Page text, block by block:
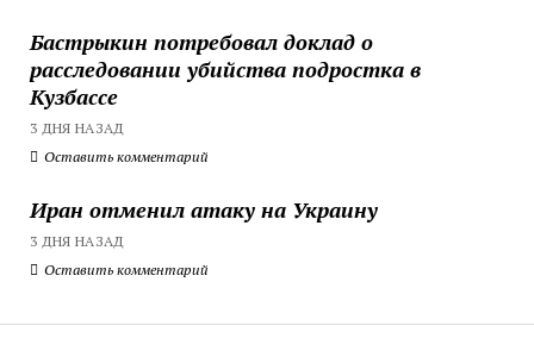
Бастрыкин потребовал доклад о
расследовании убийства подростка в
Кузбассе
3 ДНЯ НАЗАД
Оставить комментарий
Иран отменил атаку на Украину
3 ДНЯ НАЗАД
Оставить комментарий